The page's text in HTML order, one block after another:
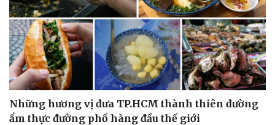
Những hương vị đưa TP.HCM thành thiên đường
ẩm thực đường phố hàng đầu thế giới